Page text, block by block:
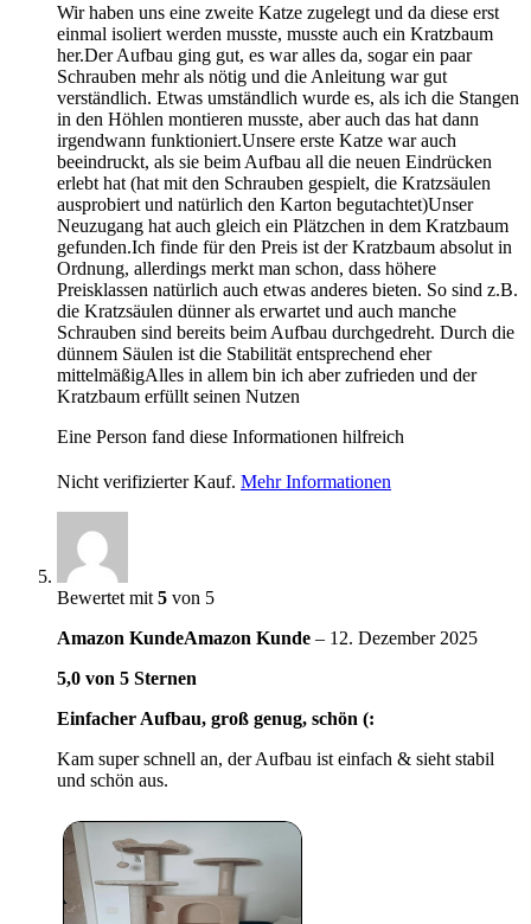
Wir haben uns eine zweite Katze zugelegt und da diese erst
einmal isoliert werden musste, musste auch ein Kratzbaum
her.Der Aufbau ging gut, es war alles da, sogar ein paar
Schrauben mehr als nötig und die Anleitung war gut
verständlich. Etwas umständlich wurde es, als ich die Stangen
in den Höhlen montieren musste, aber auch das hat dann
irgendwann funktioniert.Unsere erste Katze war auch
beeindruckt, als sie beim Aufbau all die neuen Eindrücken
erlebt hat (hat mit den Schrauben gespielt, die Kratzsäulen
ausprobiert und natürlich den Karton begutachtet)Unser
Neuzugang hat auch gleich ein Plätzchen in dem Kratzbaum
gefunden.Ich finde für den Preis ist der Kratzbaum absolut in
Ordnung, allerdings merkt man schon, dass höhere
Preisklassen natürlich auch etwas anderes bieten. So sind z.B.
die Kratzsäulen dünner als erwartet und auch manche
Schrauben sind bereits beim Aufbau durchgedreht. Durch die
dünnem Säulen ist die Stabilität entsprechend eher
mittelmäßigAlles in allem bin ich aber zufrieden und der
Kratzbaum erfüllt seinen Nutzen
Eine Person fand diese Informationen hilfreich
Nicht verifizierter Kauf. Mehr Informationen
Bewertet mit 5 von 5
Amazon KundeAmazon Kunde – 12. Dezember 2025
5,0 von 5 Sternen
Einfacher Aufbau, groß genug, schön (:
Kam super schnell an, der Aufbau ist einfach & sieht stabil
und schön aus.